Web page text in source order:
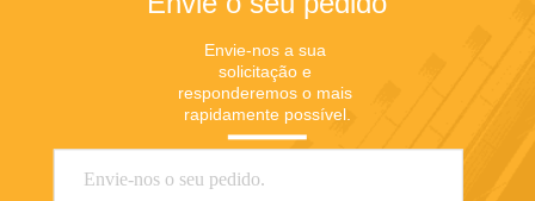
Envie-nos a sua
solicitação e
responderemos o mais
rapidamente possível.